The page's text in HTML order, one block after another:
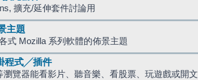
擴充/延伸套件討論用
主題
式 Mozilla 系列軟體的佈景主題
程式╱插件
瀏覽器能看影片、聽音樂、看股票、玩遊戲或開